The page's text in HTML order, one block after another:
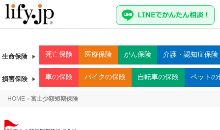
生命保険 死亡保険 医療保険 がん保険 介護・認知症保険
損害保険 車の保険 バイクの保険 自転車の保険 ペットの
HOME > 富士少額短期保険